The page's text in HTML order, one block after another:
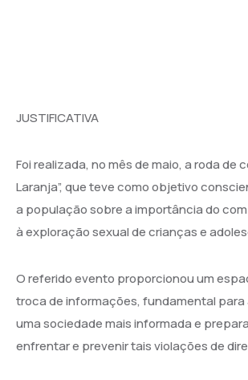
JUSTIFICATIVA
Foi realizada, no mês de maio, a roda de
Laranja”, que teve como objetivo
a população sobre a importância do
à exploração sexual de crianças e
O referido evento proporcionou um
troca de informações, fundamental
uma sociedade mais informada e
enfrentar e prevenir tais violações de